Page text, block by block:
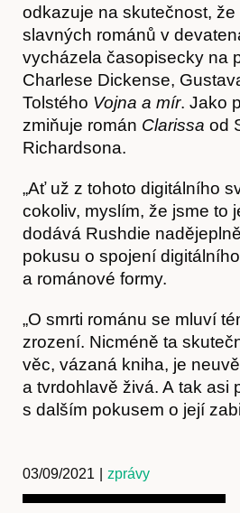
odkazuje na skutečnost, že
slavných románů v
vycházela časopisecky na
Charlese Dickense,
Tolstého Vojna a mír. Jako
zmiňuje román Clarissa od
Richardsona.
„Ať už z tohoto digitálního
cokoliv, myslím, že jsme to
dodává Rushdie
pokusu o spojení
a románové formy.
„O smrti románu se mluví
zrození. Nicméně ta
věc, vázaná kniha, je
a tvrdohlavě živá. A tak asi
s dalším pokusem o její
03/09/2021 zprávy